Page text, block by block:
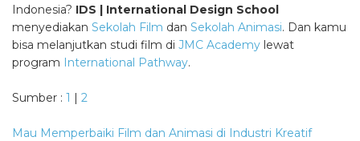
Indonesia? IDS | International Design School
menyediakan Sekolah Film dan Sekolah Animasi. Dan kamu
bisa melanjutkan studi film di JMC Academy lewat
program International Pathway.
Sumber : 1 | 2
Mau Memperbaiki Film dan Animasi di Industri Kreatif